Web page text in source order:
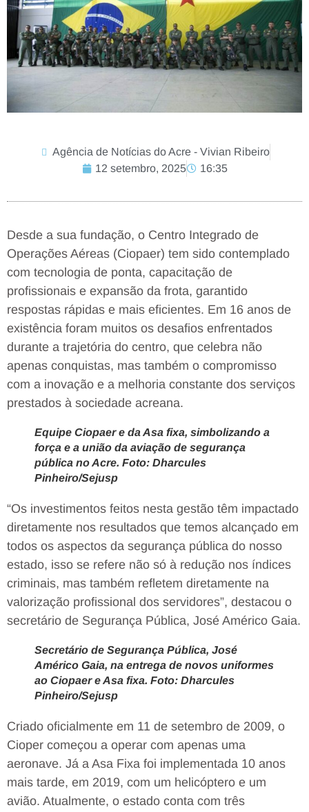
Agência de Notícias do Acre - Vivian Ribeiro
12 setembro, 2025
16:35
Desde a sua fundação, o Centro Integrado de
Operações Aéreas (Ciopaer) tem sido contemplado
com tecnologia de ponta, capacitação de
profissionais e expansão da frota, garantido
respostas rápidas e mais eficientes. Em 16 anos de
existência foram muitos os desafios enfrentados
durante a trajetória do centro, que celebra não
apenas conquistas, mas também o compromisso
com a inovação e a melhoria constante dos serviços
prestados à sociedade acreana.
Equipe Ciopaer e da Asa fixa, simbolizando a
força e a união da aviação de segurança
pública no Acre. Foto: Dharcules
Pinheiro/Sejusp
“Os investimentos feitos nesta gestão têm impactado
diretamente nos resultados que temos alcançado em
todos os aspectos da segurança pública do nosso
estado, isso se refere não só à redução nos índices
criminais, mas também refletem diretamente na
valorização profissional dos servidores”, destacou o
secretário de Segurança Pública, José Américo Gaia.
Secretário de Segurança Pública, José
Américo Gaia, na entrega de novos uniformes
ao Ciopaer e Asa fixa. Foto: Dharcules
Pinheiro/Sejusp
Criado oficialmente em 11 de setembro de 2009, o
Cioper começou a operar com apenas uma
aeronave. Já a Asa Fixa foi implementada 10 anos
mais tarde, em 2019, com um helicóptero e um
avião. Atualmente, o estado conta com três